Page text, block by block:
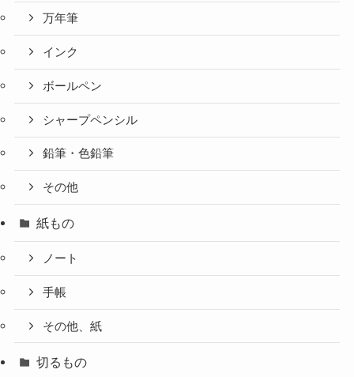
万年筆
インク
ボールペン
シャープペンシル
鉛筆・色鉛筆
その他
紙もの
ノート
手帳
その他、紙
切るもの